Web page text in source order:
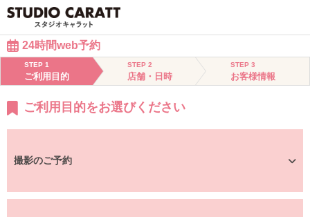
24時間web予約
STEP 1
ご利用目的
STEP 2
店舗・日時
STEP 3
お客様情報
ご利用目的をお選びください
撮影のご予約